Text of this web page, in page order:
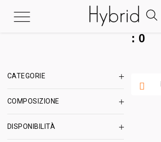
: 0
CATEGORIE
COMPOSIZIONE
DISPONIBILITÀ